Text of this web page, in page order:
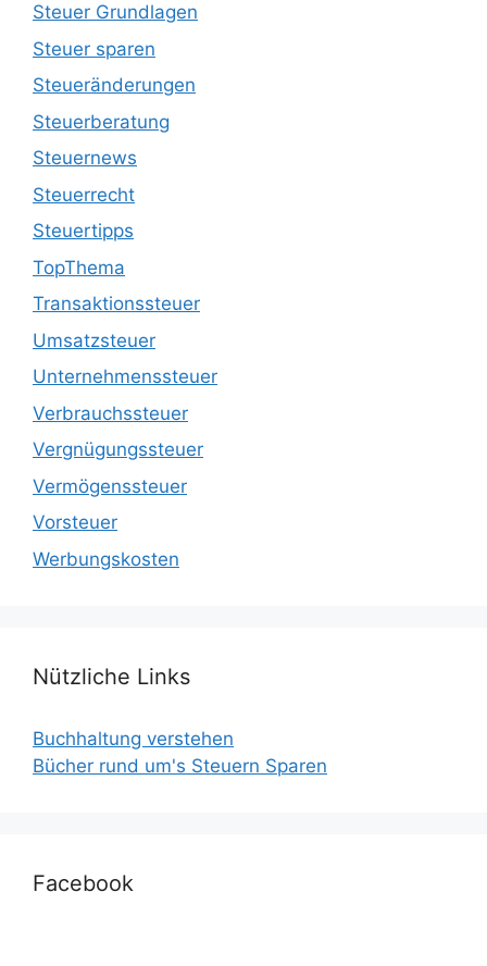
Steuer Grundlagen
Steuer sparen
Steueränderungen
Steuerberatung
Steuernews
Steuerrecht
Steuertipps
TopThema
Transaktionssteuer
Umsatzsteuer
Unternehmenssteuer
Verbrauchssteuer
Vergnügungssteuer
Vermögenssteuer
Vorsteuer
Werbungskosten
Nützliche Links
Buchhaltung verstehen
Bücher rund um's Steuern Sparen
Facebook